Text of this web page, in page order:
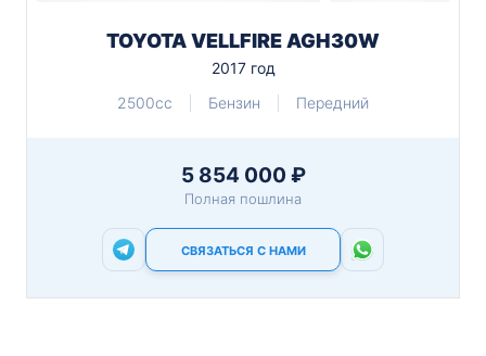
TOYOTA VELLFIRE AGH30W
2017 год
2500cc
Бензин Передний
5 854 000 ₽
Полная пошлина
СВЯЗАТЬСЯ С НАМИ